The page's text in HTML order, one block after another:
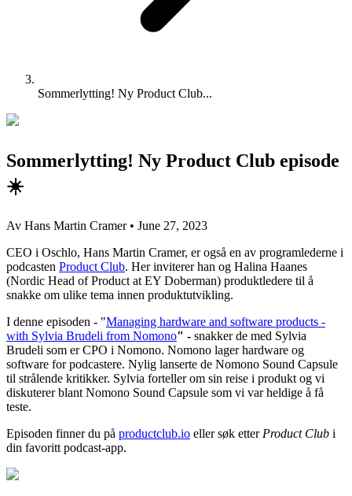
Sommerlytting! Ny Product Club...
Sommerlytting! Ny Product Club episode
☀️
Av Hans Martin Cramer• June 27, 2023
CEO i Oschlo, Hans Martin Cramer, er også en av programlederne i
podcasten Product Club. Her inviterer han og Halina Haanes
(Nordic Head of Product at EY Doberman) produktledere til å
snakke om ulike tema innen produktutvikling.
I denne episoden - "Managing hardware and software products -
with Sylvia Brudeli from Nomono" - snakker de med Sylvia
Brudeli som er CPO i Nomono. Nomono lager hardware og
software for podcastere. Nylig lanserte de Nomono Sound Capsule
til strålende kritikker. Sylvia forteller om sin reise i produkt og vi
diskuterer blant Nomono Sound Capsule som vi var heldige å få
teste.
Episoden finner du på productclub.io eller søk etterProduct Club i
din favoritt podcast-app.